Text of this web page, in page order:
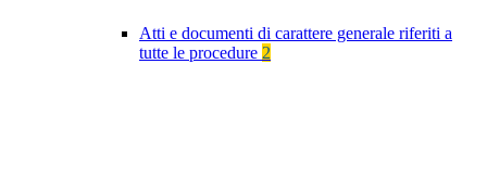
Atti e documenti di carattere generale riferiti a
tutte le procedure 2